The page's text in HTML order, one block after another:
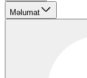
Məlumat